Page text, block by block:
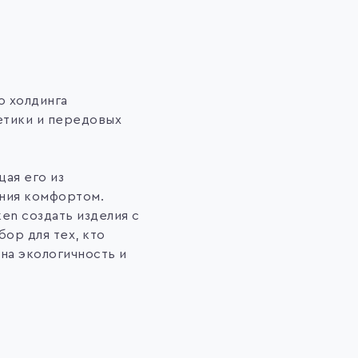
холдинга
и передовых
его из
комфортом.
создать изделия с
для тех, кто
экологичность и